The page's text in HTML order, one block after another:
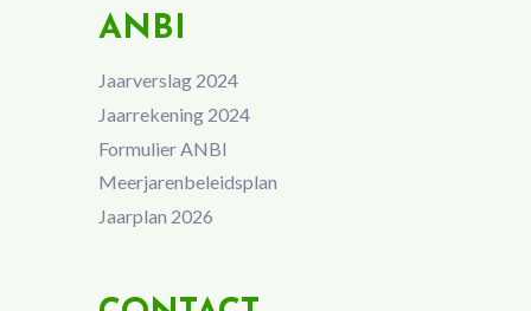
ANBI
Jaarverslag 2024
Jaarrekening 2024
Formulier ANBI
Meerjarenbeleidsplan
Jaarplan 2026